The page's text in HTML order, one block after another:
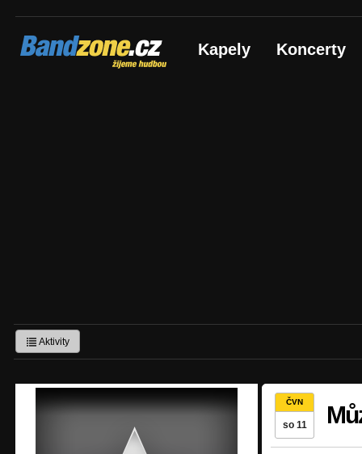
Bandzone.cz
žijeme hudbou Kapely Koncerty
Aktivity
ČVN
so 11